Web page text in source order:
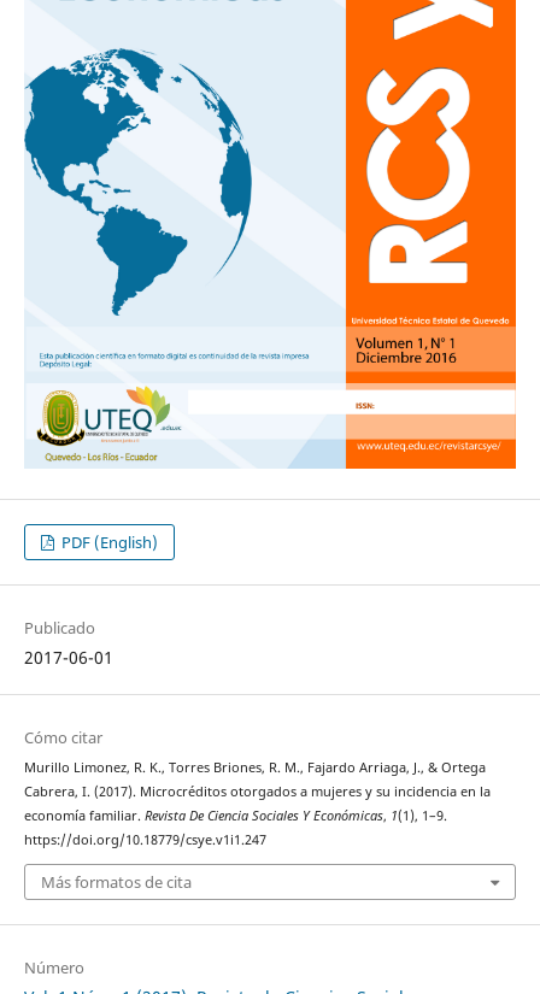
PDF (English)
Publicado
2017-06-01
Cómo citar
Murillo Limonez, R. K., Torres Briones, R. M., Fajardo Arriaga, J., & Ortega
Cabrera, I. (2017). Microcréditos otorgados a mujeres y su incidencia en la
economía familiar. Revista De Ciencia Sociales Y Económicas, 1(1), 1–9.
https://doi.org/10.18779/csye.v1i1.247
Más formatos de cita
Número